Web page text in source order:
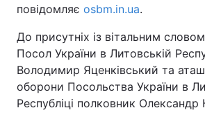
Спорт
Техно і зв'язок Лайт
Зброя
Здоров'я Туризм
повідомляє osbm.in.ua.
До присутніх із вітальним
Посол України в Литовській
Володимир Яценківський та
оборони Посольства України в
Республіці полковник Олександр